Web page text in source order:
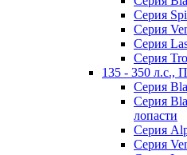
Серия
Серия
Серия
Серия
135 - 350 л.с.,
Серия
Серия
лопасти
Серия
Серия